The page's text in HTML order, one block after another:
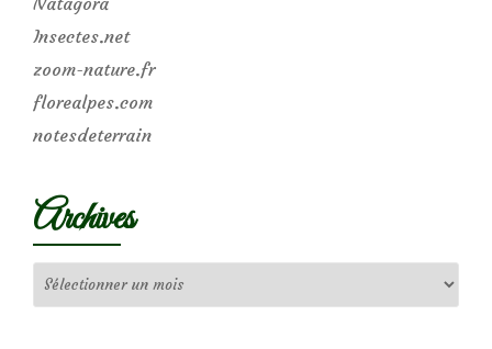
Insectes.net
zoom-nature.fr
florealpes.com
notesdeterrain
Archives